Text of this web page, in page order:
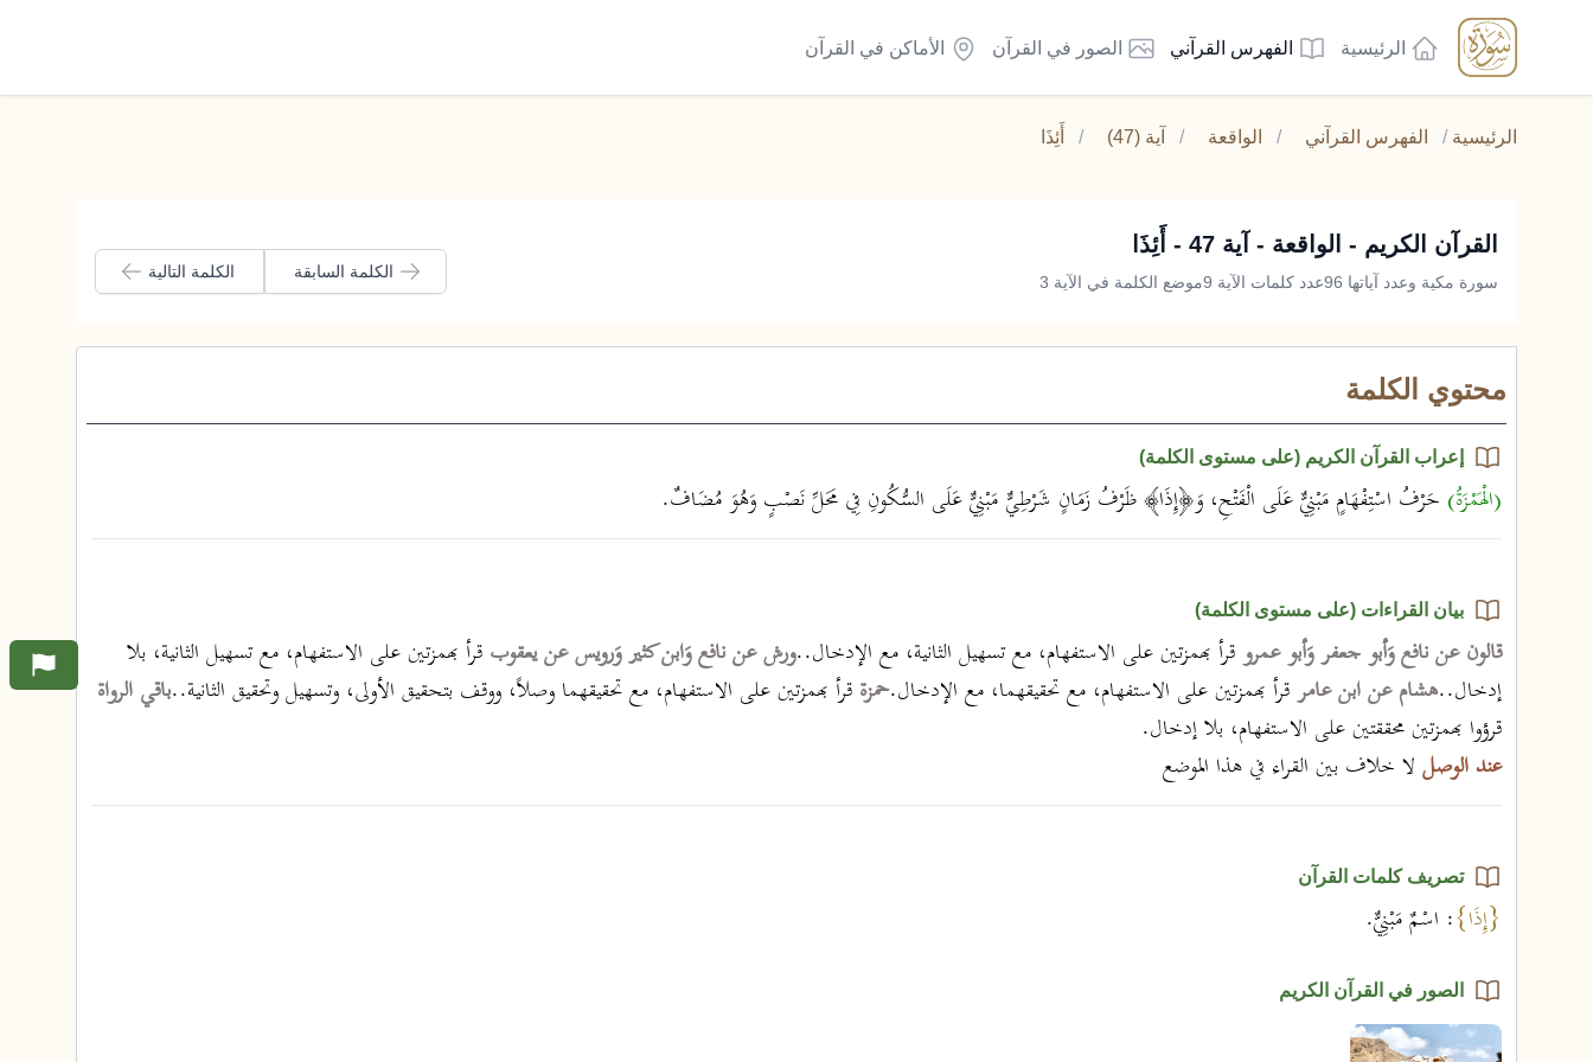
الرئيسية الفهرس القرآني الصور في القرآن الأماكن في القرآن
الرئيسية / الفهرس القرآني / الواقعة / آية (47) / أَئِذَا
القرآن الكريم - الواقعة - آية 47 - أَئِذَا
سورة مكية وعدد آياتها 96 عدد كلمات الآية 9 موضع الكلمة في الآية 3
الكلمة السابقة الكلمة التالية
محتوي الكلمة
إعراب القرآن الكريم (على مستوى الكلمة)
(الْهَمْزَةُ) حَرْفُ اسْتِفْهَامٍ مَبْنِيٌّ عَلَى الْفَتْحِ، وَ﴿إِذَا﴾ ظَرْفُ زَمَانٍ شَرْطِيٌّ مَبْنِيٌّ عَلَى السُّكُونِ فِي مَحَلِّ نَصْبٍ وَهُوَ مُضَافٌ.
بيان القراءات (على مستوى الكلمة)
قالون عن نافع وَأبو جعفر وَأبو عمروقرأ بهمزتين على الاستفهام، مع تسهيل الثانية، مع الإدخال..ورش عن نافع وَابن كثير وَرويس عن يعقوبقرأ بهمزتين على الاستفهام، مع تسهيل الثانية، بلا
إدخال..هشام عن ابن عامرقرأ بهمزتين على الاستفهام، مع تحقيقهما، مع الإدخال.حمزةقرأ بهمزتين على الاستفهام، مع تحقيقهما وصلاً، ووقف بتحقيق الأولى، وتسهيل وتحقيق الثانية..باقي الرواة
قرؤوا بهمزتين محققتين على الاستفهام، بلا إدخال.
عند الوصللا خلاف بين القراء في هذا الموضع
تصريف كلمات القرآن
{إِذَا}: اسْمٌ مَبْنِيٌّ.
الصور في القرآن الكريم